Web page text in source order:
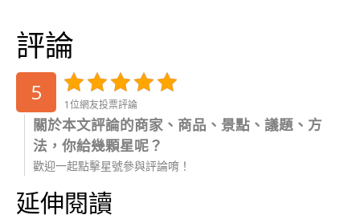
評論
5 1位網友投票評論
關於本文評論的商家、商品、景點、議題、方
法，你給幾顆星呢？
歡迎一起點擊星號參與評論唷！
延伸閱讀